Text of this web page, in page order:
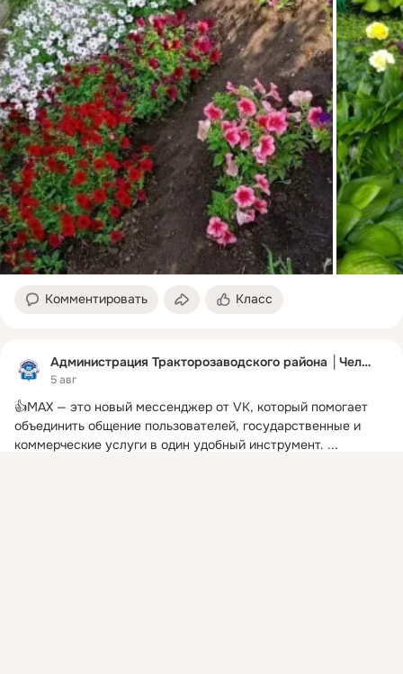
Комментировать Класс
Администрация Тракторозаводского района │Челябинск
5 авг
👍MAX — это новый мессенджер от VK, который помогает
объединить общение пользователей, государственные и
коммерческие услуги в один удобный инструмент. ...